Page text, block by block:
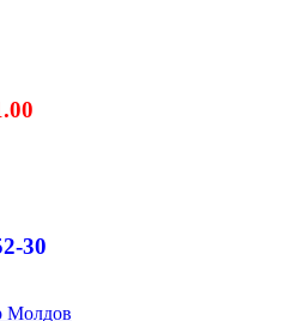
30